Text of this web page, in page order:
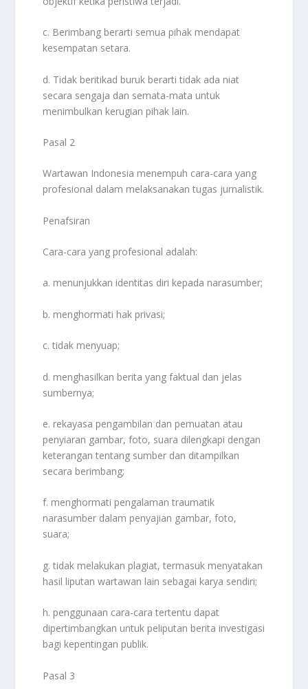
c. Berimbang berarti semua pihak mendapat
kesempatan setara.
d. Tidak beritikad buruk berarti tidak ada niat
secara sengaja dan semata-mata untuk
menimbulkan kerugian pihak lain.
Pasal 2
Wartawan Indonesia menempuh cara-cara yang
profesional dalam melaksanakan tugas jurnalistik.
Penafsiran
Cara-cara yang profesional adalah:
a. menunjukkan identitas diri kepada narasumber;
b. menghormati hak privasi;
c. tidak menyuap;
d. menghasilkan berita yang faktual dan jelas
sumbernya;
e. rekayasa pengambilan dan pemuatan atau
penyiaran gambar, foto, suara dilengkapi dengan
keterangan tentang sumber dan ditampilkan
secara berimbang;
f. menghormati pengalaman traumatik
narasumber dalam penyajian gambar, foto,
suara;
g. tidak melakukan plagiat, termasuk menyatakan
hasil liputan wartawan lain sebagai karya sendiri;
h. penggunaan cara-cara tertentu dapat
dipertimbangkan untuk peliputan berita investigasi
bagi kepentingan publik.
Pasal 3